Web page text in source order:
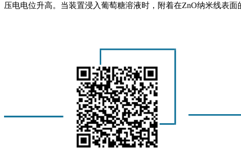
压电电位升高。当装置浸入葡萄糖溶液时，附着在ZnO纳米线表面